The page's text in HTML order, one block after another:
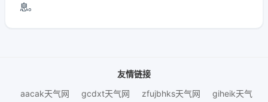
息。
友情链接
aacak天气网
gcdxt天气网 zfujbhks天气网 giheik天气